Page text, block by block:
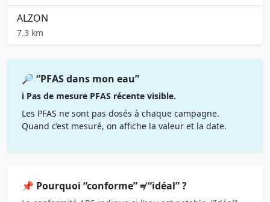
ALZON
7.3 km
🔎 “PFAS dans mon eau”
ℹ️ Pas de mesure PFAS récente visible.
Les PFAS ne sont pas dosés à chaque campagne.
Quand c’est mesuré, on affiche la valeur et la date.
📌 Pourquoi “conforme” ≠ “idéal” ?